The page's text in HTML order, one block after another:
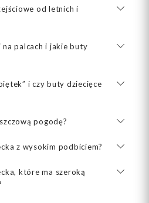
od letnich i
palcach i jakie buty
i czy buty dziecięce
pogodę?
z wysokim podbiciem?
które ma szeroką